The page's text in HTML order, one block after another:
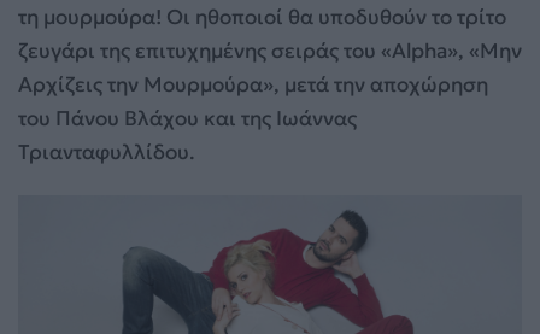
τη μουρμούρα! Οι ηθοποιοί θα υποδυθούν το τρίτο
ζευγάρι της επιτυχημένης σειράς του «Alpha», «Μην
Αρχίζεις την Μουρμούρα», μετά την αποχώρηση
του Πάνου Βλάχου και της Ιωάννας
Τριανταφυλλίδου.